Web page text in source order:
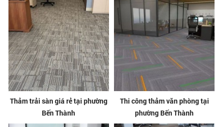
Thảm trải sàn giá rẻ tại phường
Bến Thành
Thi công thảm văn phòng tại
phường Bến Thành